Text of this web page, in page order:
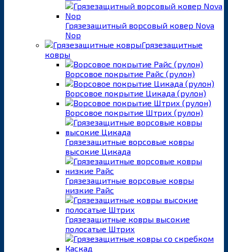
Грязезащитный ворсовый ковер Nova
Nop
Грязезащитные
ковры
Ворсовое покрытие Райс (рулон)
Ворсовое покрытие Цикада (рулон)
Ворсовое покрытие Штрих (рулон)
Грязезащитные ворсовые ковры
высокие Цикада
Грязезащитные ворсовые ковры
низкие Райс
Грязезащитные ковры высокие
полосатые Штрих